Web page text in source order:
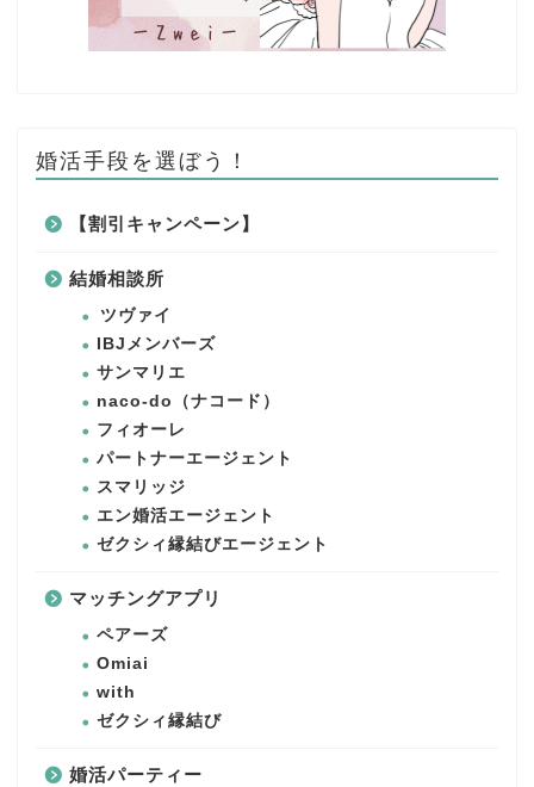
婚活手段を選ぼう！
【割引キャンペーン】
結婚相談所
ツヴァイ
IBJメンバーズ
サンマリエ
naco-do（ナコード）
フィオーレ
パートナーエージェント
スマリッジ
エン婚活エージェント
ゼクシィ縁結びエージェント
マッチングアプリ
ペアーズ
Omiai
with
ゼクシィ縁結び
婚活パーティー